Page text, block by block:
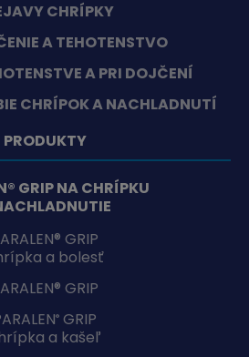
CHRÍPKY
A TEHOTENSTVO
A PRI DOJČENÍ
CHRÍPOK A NACHLADNUTÍ
PRODUKTY
GRIP NA CHRÍPKU
GRIP
a bolesť
GRIP
® GRIP
a kašeľ